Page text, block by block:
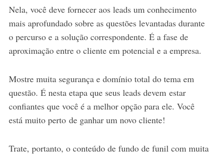
Nela, você deve fornecer aos leads um conhecimento
mais aprofundado sobre as questões levantadas durante
o percurso e a solução correspondente. É a fase de
aproximação entre o cliente em potencial e a empresa.
Mostre muita segurança e domínio total do tema em
questão. É nesta etapa que seus leads devem estar
confiantes que você é a melhor opção para ele. Você
está muito perto de ganhar um novo cliente!
Trate, portanto, o conteúdo de fundo de funil com muita